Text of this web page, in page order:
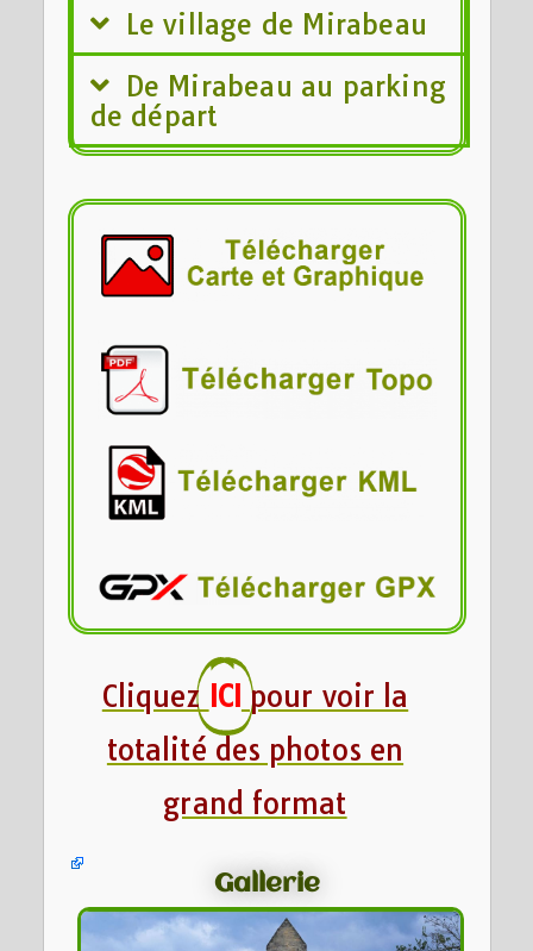
Le village de Mirabeau
De Mirabeau au parking
de départ
Cliquez ICI pour voir la
totalité des photos en
grand format
Gallerie